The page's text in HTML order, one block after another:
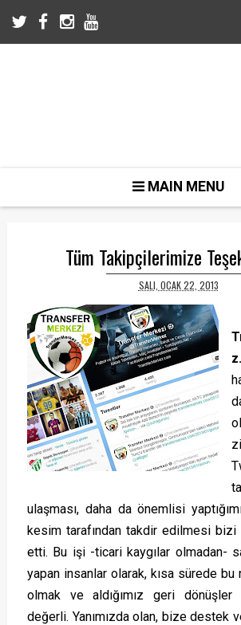
MAIN MENU
Tüm Takipçilerimize
SALI, OCAK 22, 2013
ulaşması, daha da önemlisi
kesim tarafından takdir edilmesi bizi
etti. Bu işi -ticari kaygılar olmadan-
yapan insanlar olarak, kısa sürede
olmak ve aldığımız geri
değerli. Yanımızda olan, bize destek